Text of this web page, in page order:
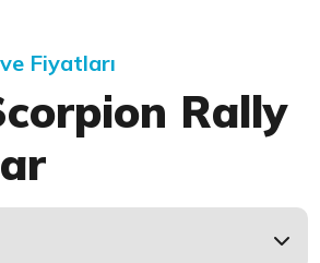
Fiyatları
Rally